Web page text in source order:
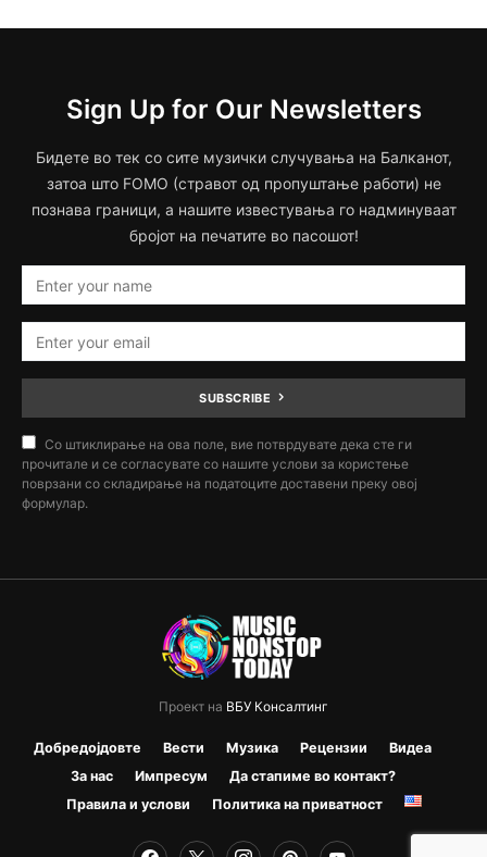
Sign Up for Our Newsletters
Бидете во тек со сите музички случувања на Балканот,
затоа што FOMO (стравот од пропуштање работи) не
познава граници, а нашите известувања го надминуваат
бројот на печатите во пасошот!
SUBSCRIBE
Со штиклирање на ова поле, вие потврдувате дека сте ги
прочитале и се согласувате со нашите услови за користење
поврзани со складирање на податоците доставени преку овој
формулар.
Проект на ВБУ Консалтинг
Добредојдовте Вести Музика Рецензии
Видеа
За нас
Импресум
Да стапиме во контакт?
Правила и услови
Политика на приватност